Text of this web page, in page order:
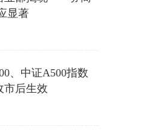
显著
、中证A500指数
市后生效